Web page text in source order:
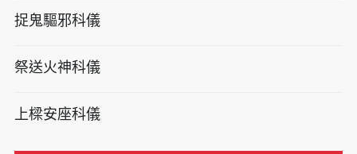
捉鬼驅邪科儀
祭送火神科儀
上樑安座科儀